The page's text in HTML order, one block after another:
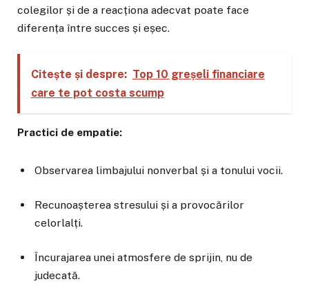
colegilor și de a reacționa adecvat poate face
diferența între succes și eșec.
Citește și despre: Top 10 greșeli financiare
care te pot costa scump
Practici de empatie:
Observarea limbajului nonverbal și a tonului vocii.
Recunoașterea stresului și a provocărilor
celorlalți.
Încurajarea unei atmosfere de sprijin, nu de
judecată.